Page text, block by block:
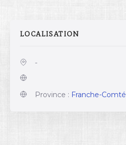
LOCALISATION
-
Province : Franche-Comté